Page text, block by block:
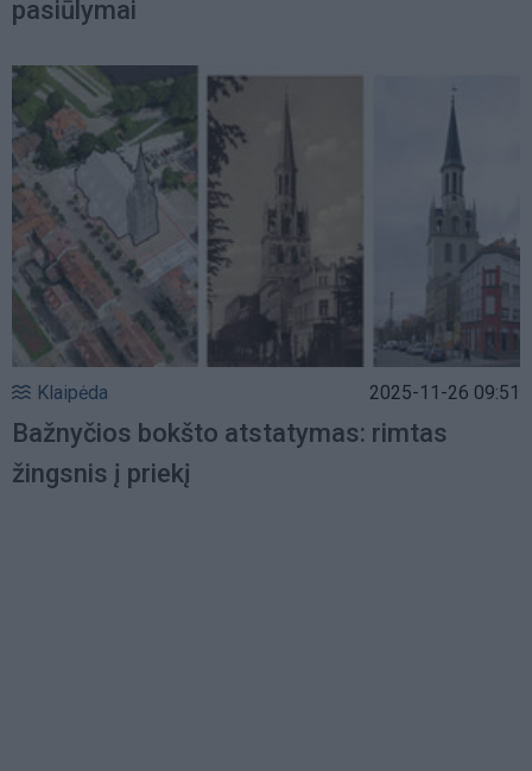
pasiūlymai
Klaipėda 2025-11-26 09:51
Bažnyčios bokšto atstatymas: rimtas
žingsnis į priekį